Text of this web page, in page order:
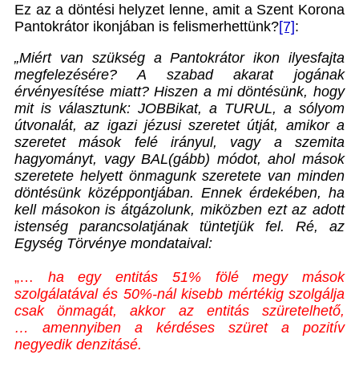
Ez az a döntési helyzet lenne, amit a Szent Korona
Pantokrátor ikonjában is felismerhettünk?[7]:
„Miért van szükség a Pantokrátor ikon ilyesfajta
megfelezésére? A szabad akarat jogának
érvényesítése miatt? Hiszen a mi döntésünk, hogy
mit is választunk: JOBBikat, a TURUL, a sólyom
útvonalát, az igazi jézusi szeretet útját, amikor a
szeretet mások felé irányul, vagy a szemita
hagyományt, vagy BAL(gább) módot, ahol mások
szeretete helyett önmagunk szeretete van minden
döntésünk középpontjában. Ennek érdekében, ha
kell másokon is átgázolunk, miközben ezt az adott
istenség parancsolatjának tüntetjük fel. Ré, az
Egység Törvénye mondataival:
„… ha egy entitás 51% fölé megy mások
szolgálatával és 50%-nál kisebb mértékig szolgálja
csak önmagát, akkor az entitás szüretelhető,
…
amennyiben a kérdéses szüret a
pozitív
negyedik denzitásé.